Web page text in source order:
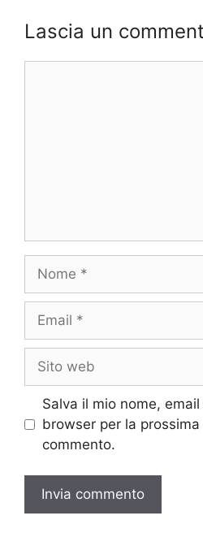
Lascia un
web
Salva il mio nome,
browser per la
commento.